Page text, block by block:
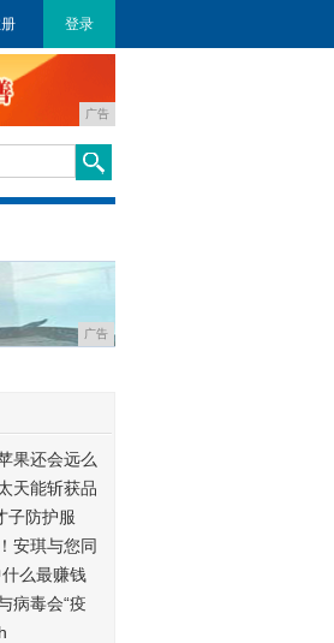
登录
广告
广告
果还会远么
天能斩获品
子防护服
安琪与您同
么最赚钱
病毒会“疫